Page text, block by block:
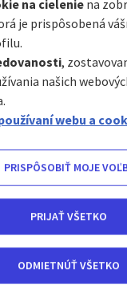
každý rok sledovať
mieste,
vidieť
cítili piesok pod
pri mori? Európa
tohto obdobia
DOJEDNAŤ POISTENIE
/
polohe, klíme,
sa uprostred
na cielenie na
je prispôsobená
,
našich
webu a
PRISPÔSOBIŤ MOJE
ODMIETNÚŤ VŠETKO
PRIJAŤ VŠETKO